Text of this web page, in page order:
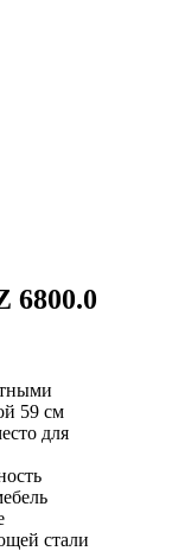
6800.0
59 см
для
стали